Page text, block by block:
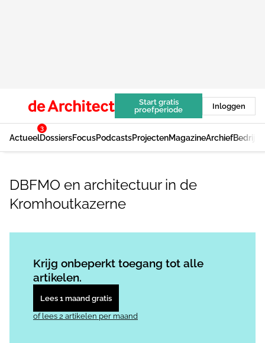
Start gratis
proefperiode
Inloggen
Actueel
3
DossiersFocusPodcastsProjectenMagazineArchief
DBFMO en architectuur in de
Kromhoutkazerne
Krijg onbeperkt toegang tot alle
artikelen.
Lees 1 maand gratis
of lees 2 artikelen per maand